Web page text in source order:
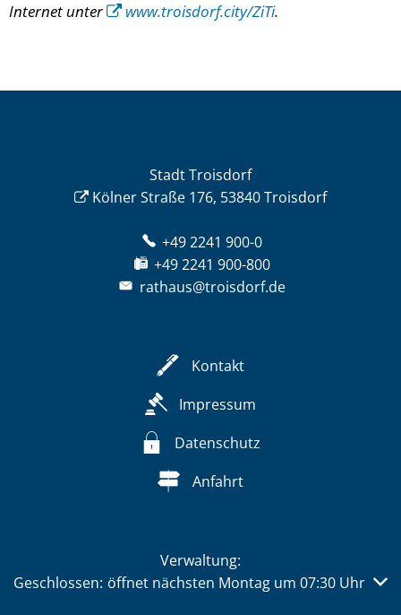
Internet unter
www.troisdorf.city/ZiTi.
Stadt Troisdorf
Kölner Straße 176, 53840 Troisdorf
+49 2241 900-0
+49 2241 900-800
rathaus@troisdorf.de
Kontakt
Impressum
Datenschutz
Anfahrt
Verwaltung:
Klicken, um weitere Öffnungs- oder Schließzeiten
Geschlossen: öffnet nächsten Montag um 07:30 Uhr